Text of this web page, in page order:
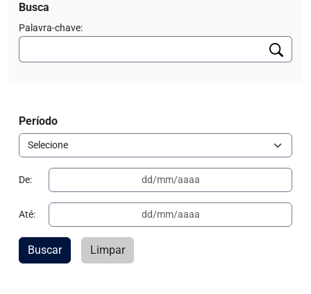
Busca
Palavra-chave:
Período
De:
Até:
Buscar Limpar